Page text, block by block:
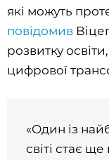
які можуть
повідомив
розвитку
цифрової
«Один із
світі стає